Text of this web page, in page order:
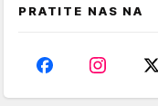
PRATITE NAS NA